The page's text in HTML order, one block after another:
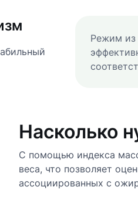
Режим из
Насколько
С помощью индекса
веса, что позволяет
ассоциированных с